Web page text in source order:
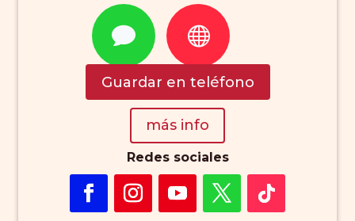
 
Guardar en teléfono
más info
Redes sociales